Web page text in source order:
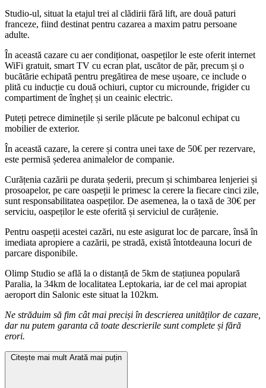
Studio-ul, situat la etajul trei al clădirii fără lift, are două paturi
franceze, fiind destinat pentru cazarea a maxim patru persoane
adulte.
În această cazare cu aer condiționat, oaspeților le este oferit internet
WiFi gratuit, smart TV cu ecran plat, uscător de păr, precum și o
bucătărie echipată pentru pregătirea de mese ușoare, ce include o
plită cu inducție cu două ochiuri, cuptor cu microunde, frigider cu
compartiment de îngheț și un ceainic electric.
Puteți petrece diminețile și serile plăcute pe balconul echipat cu
mobilier de exterior.
În această cazare, la cerere și contra unei taxe de 50€ per rezervare,
este permisă șederea animalelor de companie.
Curățenia cazării pe durata șederii, precum și schimbarea lenjeriei și
prosoapelor, pe care oaspeții le primesc la cerere la fiecare cinci zile,
sunt responsabilitatea oaspeților. De asemenea, la o taxă de 30€ per
serviciu, oaspeților le este oferită și serviciul de curățenie.
Pentru oaspeții acestei cazări, nu este asigurat loc de parcare, însă în
imediata apropiere a cazării, pe stradă, există întotdeauna locuri de
parcare disponibile.
Olimp Studio se află la o distanță de 5km de stațiunea populară
Paralia, la 34km de localitatea Leptokaria, iar de cel mai apropiat
aeroport din Salonic este situat la 102km.
Ne străduim să fim cât mai preciși în descrierea unităților de cazare,
dar nu putem garanta că toate descrierile sunt complete și fără
erori.
Citește mai mult Arată mai puțin